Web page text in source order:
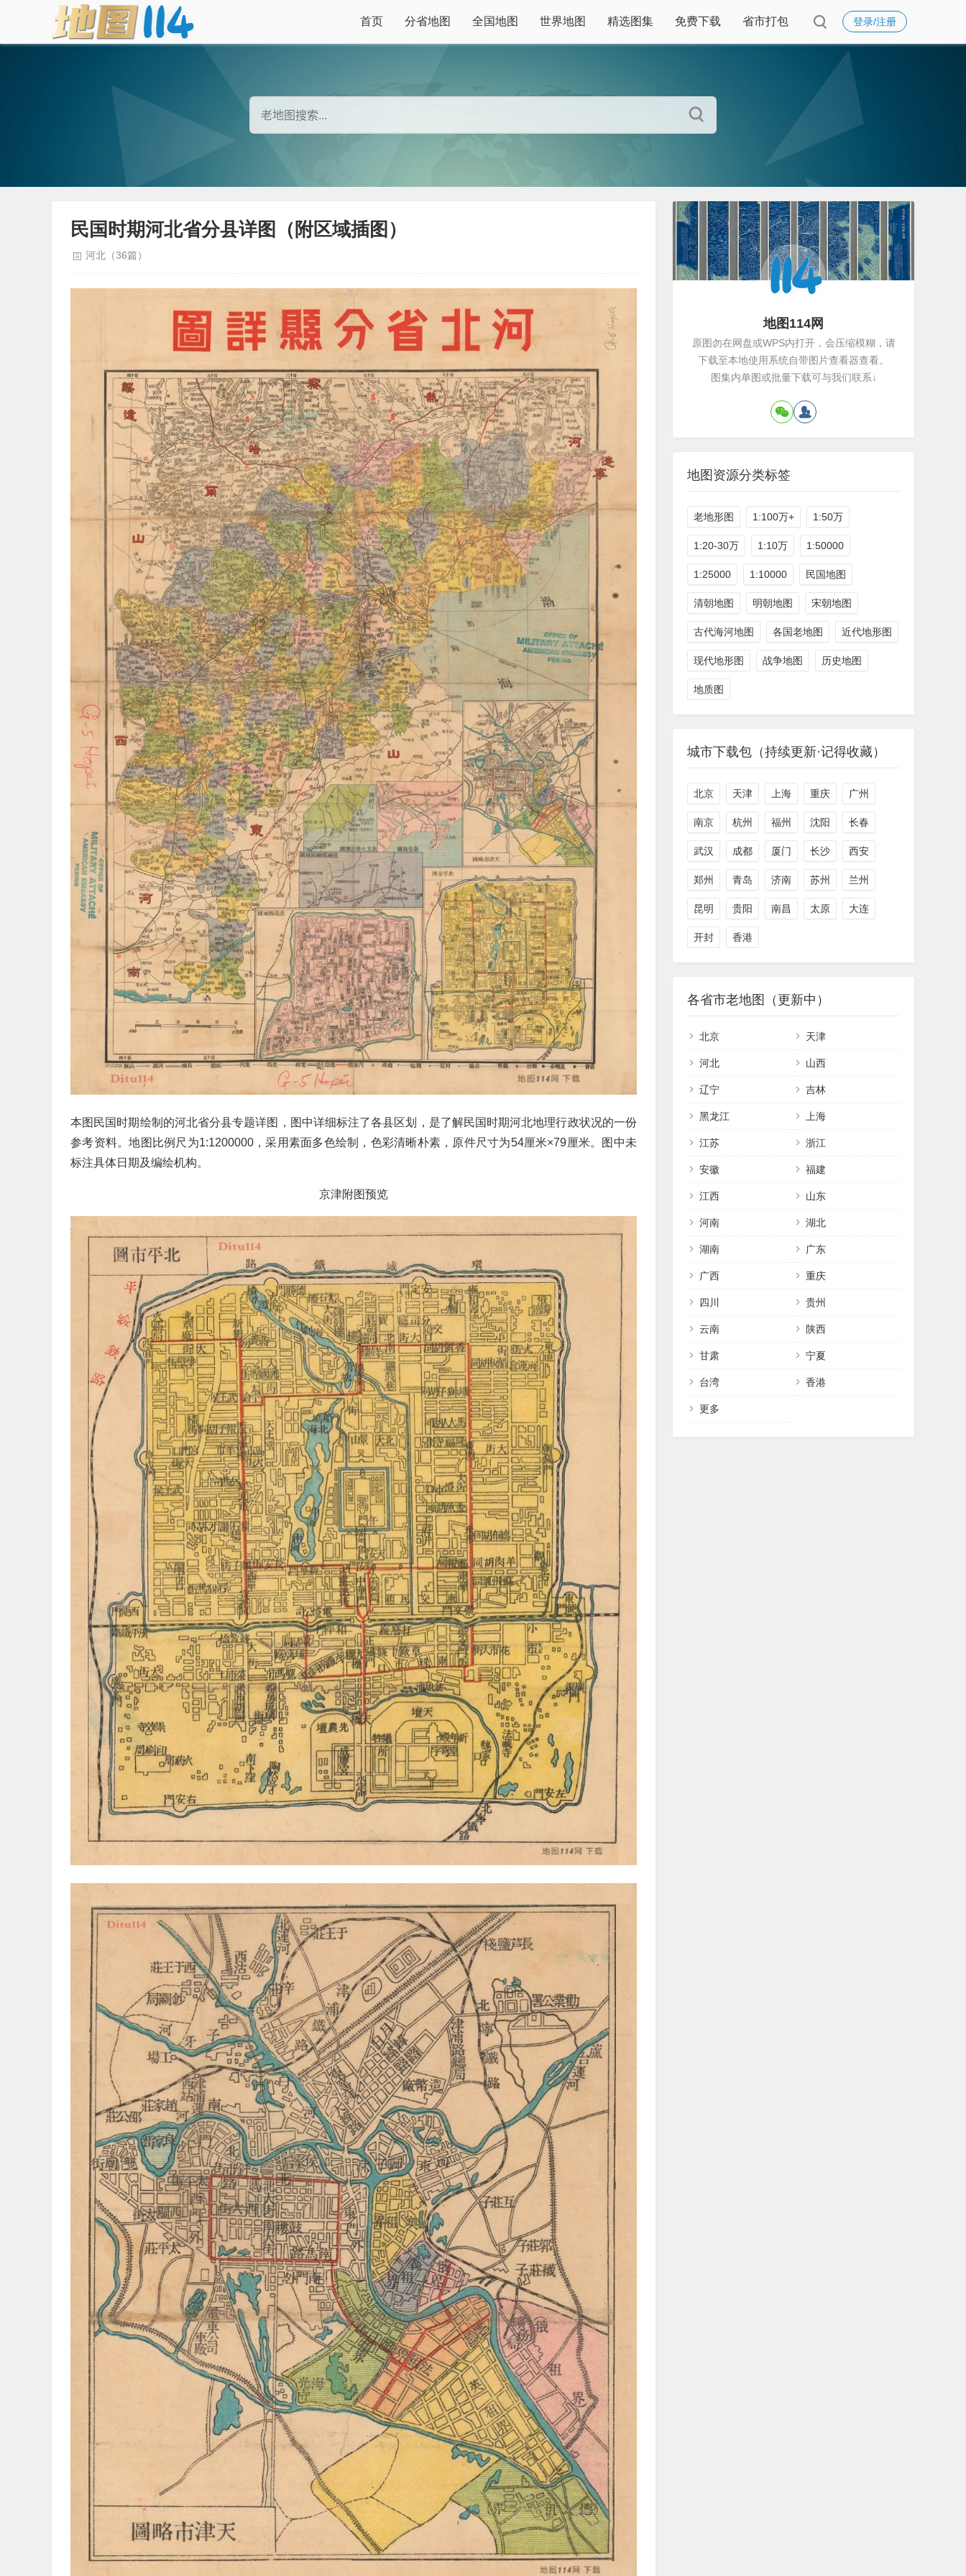
登录/注册
首页 分省地图 全国地图 世界地图 精选图集 免费下载 省市打包
民国时期河北省分县详图（附区域插图）
河北（36篇）
本图民国时期绘制的河北省分县专题详图，图中详细标注了各县区划，是了解民国时期河北地理行政状况的一份
参考资料。地图比例尺为1:1200000，采用素面多色绘制，色彩清晰朴素，原件尺寸为54厘米×79厘米。图中未
标注具体日期及编绘机构。
京津附图预览
地图114网
原图勿在网盘或WPS内打开，会压缩模糊，请
下载至本地使用系统自带图片查看器查看。
图集内单图或批量下载可与我们联系↓
地图资源分类标签
老地形图 1:100万+ 1:50万
1:20-30万 1:10万 1:50000
1:25000 1:10000 民国地图
清朝地图 明朝地图 宋朝地图
古代海河地图 各国老地图 近代地形图
现代地形图 战争地图 历史地图
地质图
城市下载包（持续更新·记得收藏）
北京 天津 上海 重庆 广州
南京 杭州 福州 沈阳 长春
武汉 成都 厦门 长沙 西安
郑州 青岛 济南 苏州 兰州
昆明 贵阳 南昌 太原 大连
开封 香港
各省市老地图（更新中）
北京 天津
河北 山西
辽宁 吉林
黑龙江 上海
江苏 浙江
安徽 福建
江西 山东
河南 湖北
湖南 广东
广西 重庆
四川 贵州
云南 陕西
甘肃 宁夏
台湾 香港
更多